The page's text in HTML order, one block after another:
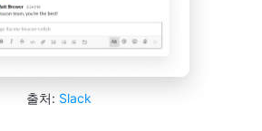
출처: Slack